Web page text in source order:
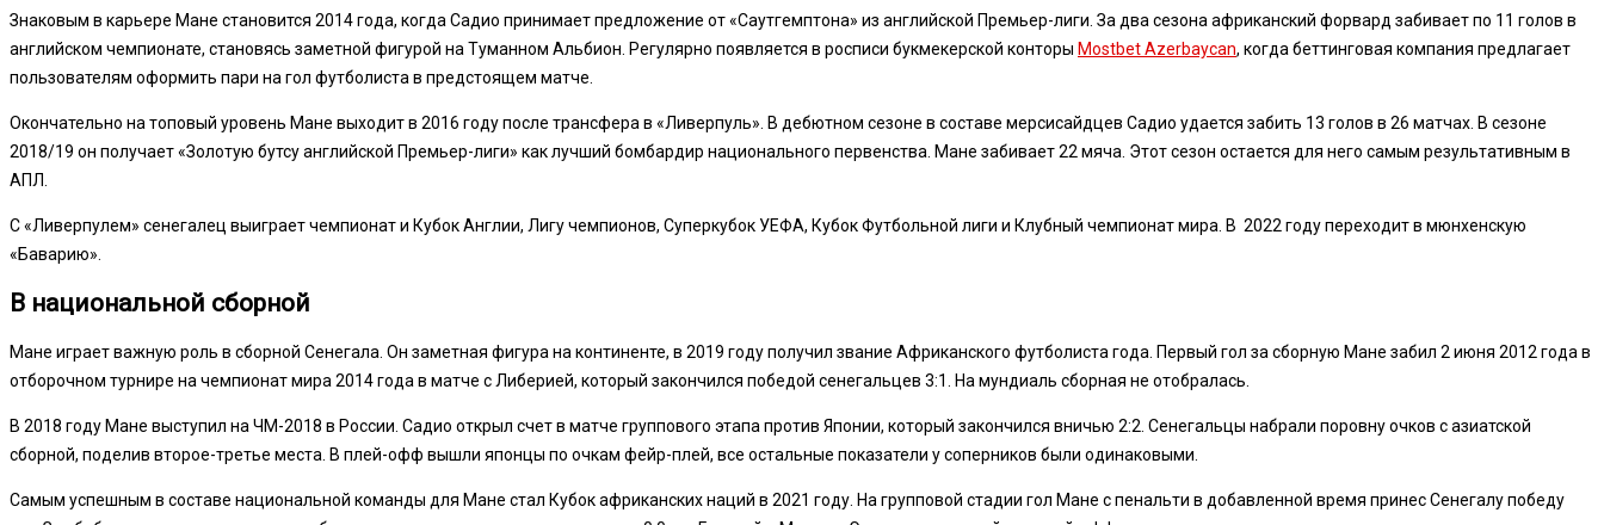
Знаковым в карьере Мане становится 2014 года, когда Садио принимает предложение от «Саутгемптона» из английской Премьер-лиги. За два сезона африканский форвард забивает по 11 голов в
английском чемпионате, становясь заметной фигурой на Туманном Альбион. Регулярно появляется в росписи букмекерской конторы Mostbet Azerbaycan, когда беттинговая компания предлагает
пользователям оформить пари на гол футболиста в предстоящем матче.
Окончательно на топовый уровень Мане выходит в 2016 году после трансфера в «Ливерпуль». В дебютном сезоне в составе мерсисайдцев Садио удается забить 13 голов в 26 матчах. В сезоне
2018/19 он получает «Золотую бутсу английской Премьер-лиги» как лучший бомбардир национального первенства. Мане забивает 22 мяча. Этот сезон остается для него самым результативным в
АПЛ.
С «Ливерпулем» сенегалец выиграет чемпионат и Кубок Англии, Лигу чемпионов, Суперкубок УЕФА, Кубок Футбольной лиги и Клубный чемпионат мира. В 2022 году переходит в мюнхенскую
«Баварию».
В национальной сборной
Мане играет важную роль в сборной Сенегала. Он заметная фигура на континенте, в 2019 году получил звание Африканского футболиста года. Первый гол за сборную Мане забил 2 июня 2012 года в
отборочном турнире на чемпионат мира 2014 года в матче с Либерией, который закончился победой сенегальцев 3:1. На мундиаль сборная не отобралась.
В 2018 году Мане выступил на ЧМ-2018 в России. Садио открыл счет в матче группового этапа против Японии, который закончился вничью 2:2. Сенегальцы набрали поровну очков с азиатской
сборной, поделив второе-третье места. В плей-офф вышли японцы по очкам фейр-плей, все остальные показатели у соперников были одинаковыми.
Самым успешным в составе национальной команды для Мане стал Кубок африканских наций в 2021 году. На групповой стадии гол Мане с пенальти в добавленной время принес Сенегалу победу